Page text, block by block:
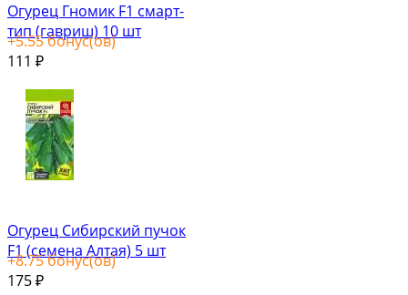
Огурец Гномик F1 смарт-
тип (гавриш) 10 шт
+5.55бонус(ов)
111 ₽
Огурец Сибирский пучок
F1 (семена Алтая) 5 шт
+8.75бонус(ов)
175 ₽